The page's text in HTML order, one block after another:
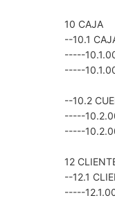
10 CAJA
--10.1
-----
-----
--10.2
-----
-----
12
--12.1
-----